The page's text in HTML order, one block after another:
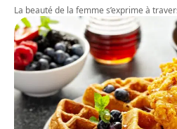
La beauté de la femme s’exprime à